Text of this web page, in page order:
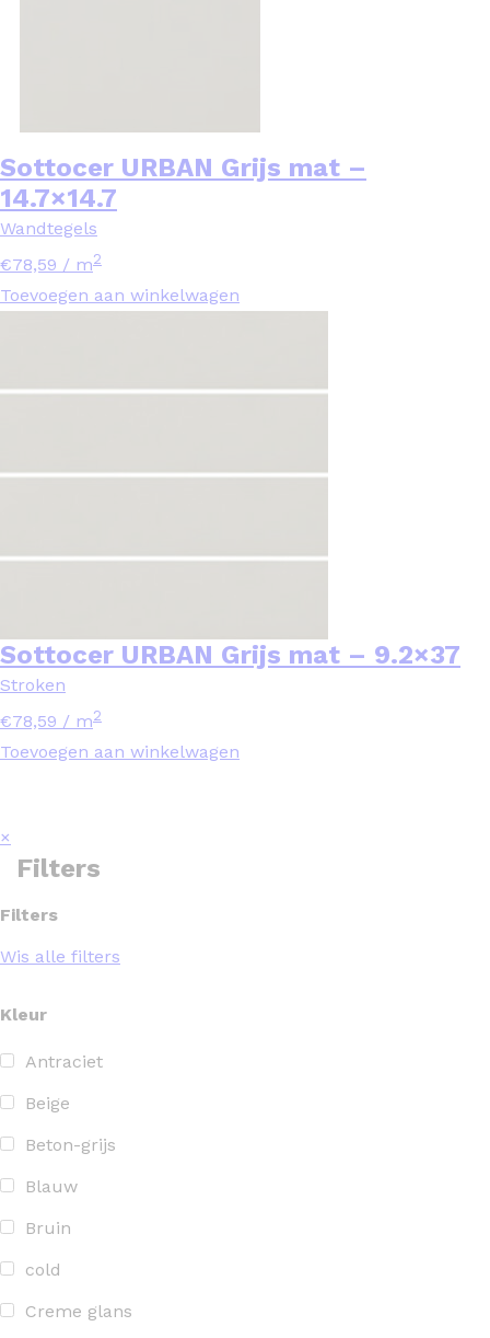
Sottocer URBAN Grijs mat –
14.7×14.7
Wandtegels
€78,59 / m2
Toevoegen aan winkelwagen
Sottocer URBAN Grijs mat – 9.2×37
Stroken
€78,59 / m2
Toevoegen aan winkelwagen
×
Filters
Filters
Wis alle filters
Kleur
Antraciet
Beige
Beton-grijs
Blauw
Bruin
cold
Creme glans